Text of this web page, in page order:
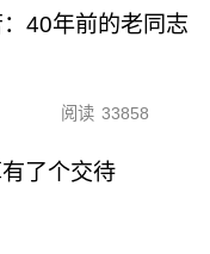
40年前的老同志
阅读 33858
了个交待